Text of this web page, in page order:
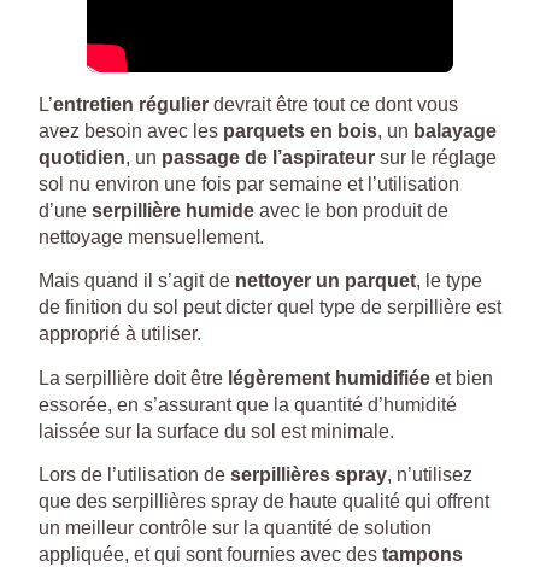
L’entretien régulier devrait être tout ce dont vous
avez besoin avec les parquets en bois, un balayage
quotidien, un passage de l’aspirateur sur le réglage
sol nu environ une fois par semaine et l’utilisation
d’une serpillière humide avec le bon produit de
nettoyage mensuellement.
Mais quand il s’agit de nettoyer un parquet, le type
de finition du sol peut dicter quel type de serpillière est
approprié à utiliser.
La serpillière doit être légèrement humidifiée et bien
essorée, en s’assurant que la quantité d’humidité
laissée sur la surface du sol est minimale.
Lors de l’utilisation de serpillières spray, n’utilisez
que des serpillières spray de haute qualité qui offrent
un meilleur contrôle sur la quantité de solution
appliquée, et qui sont fournies avec des tampons